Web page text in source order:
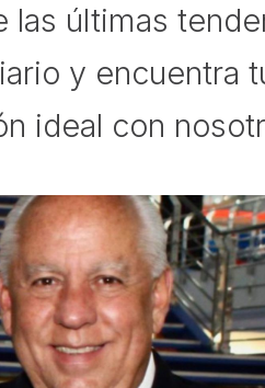
las últimas
y encuentra
ideal con